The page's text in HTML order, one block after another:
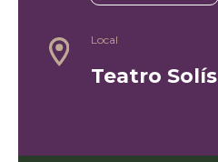
Local
Teatro Solís